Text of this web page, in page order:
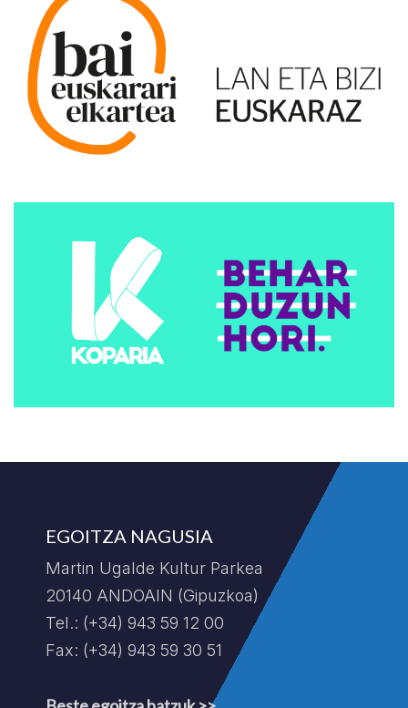
EGOITZA NAGUSIA
Martin Ugalde Kultur Parkea
20140 ANDOAIN (Gipuzkoa)
Tel.: (+34) 943 59 12 00
Fax: (+34) 943 59 30 51